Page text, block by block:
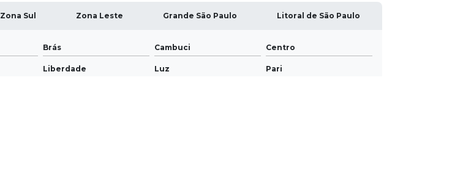
Preço de tubo flangeado
Zona Sul Zona Leste Grande São Paulo Litoral de São Paulo
Brás Cambuci Centro
Liberdade Luz Pari